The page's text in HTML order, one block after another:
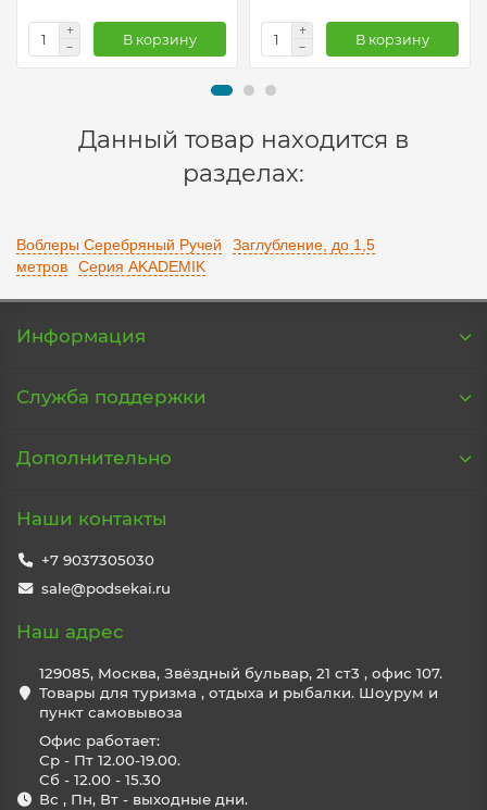
В корзину В корзину
Данный товар находится в
разделах:
Воблеры Серебряный Ручей
Заглубление, до 1,5
метров
Серия AKADEMIK
Информация
Служба поддержки
Дополнительно
Наши контакты
+7 9037305030
sale@podsekai.ru
Наш адрес
129085, Москва, Звёздный бульвар, 21 ст3 , офис 107.
Товары для туризма , отдыха и рыбалки. Шоурум и
пункт самовывоза
Офис работает:
Ср - Пт 12.00-19.00.
Сб - 12.00 - 15.30
Вс , Пн, Вт - выходные дни.